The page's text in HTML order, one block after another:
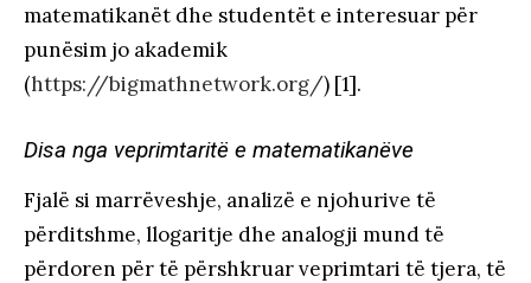
matematikanët dhe studentët e interesuar për
punësim jo akademik
(https://bigmathnetwork.org/) [1].
Disa nga veprimtaritë e matematikanëve
Fjalë si marrëveshje, analizë e njohurive të
përditshme, llogaritje dhe analogji mund të
përdoren për të përshkruar veprimtari të tjera, të